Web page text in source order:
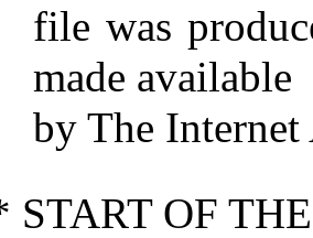
file was
made available
by The
OF